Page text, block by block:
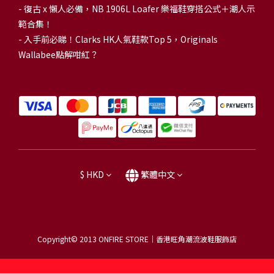
- 復古 x 懶人必備，NB 1906L Loafer 樂福鞋穿搭公式＋潮人示
範合集！
- 入手前必睇！Clarks HK人氣鞋款Top 5，Originals
Wallabee點解咁紅？
$ HKD 繁體中文
Copyright© 2013 ONFIRE STORE｜香港旺角潮流波鞋服飾店